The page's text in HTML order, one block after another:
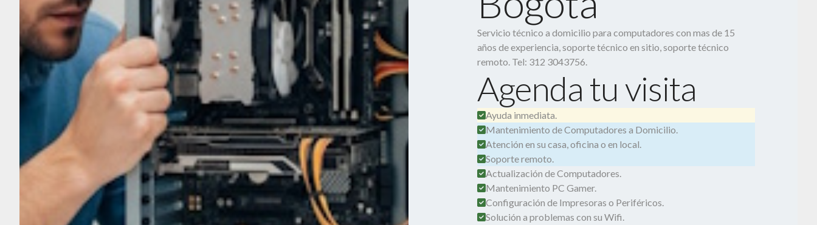
Servicio técnico a domicilio para computadores con mas de 15
años de experiencia, soporte técnico en sitio, soporte técnico
remoto. Tel: 312 3043756.
Agenda tu visita
Ayuda inmediata.
Mantenimiento de Computadores a Domicilio.
Atención en su casa, oficina o en local.
Soporte remoto.
Actualización de Computadores.
Mantenimiento PC Gamer.
Configuración de Impresoras o Periféricos.
Solución a problemas con su Wifi.